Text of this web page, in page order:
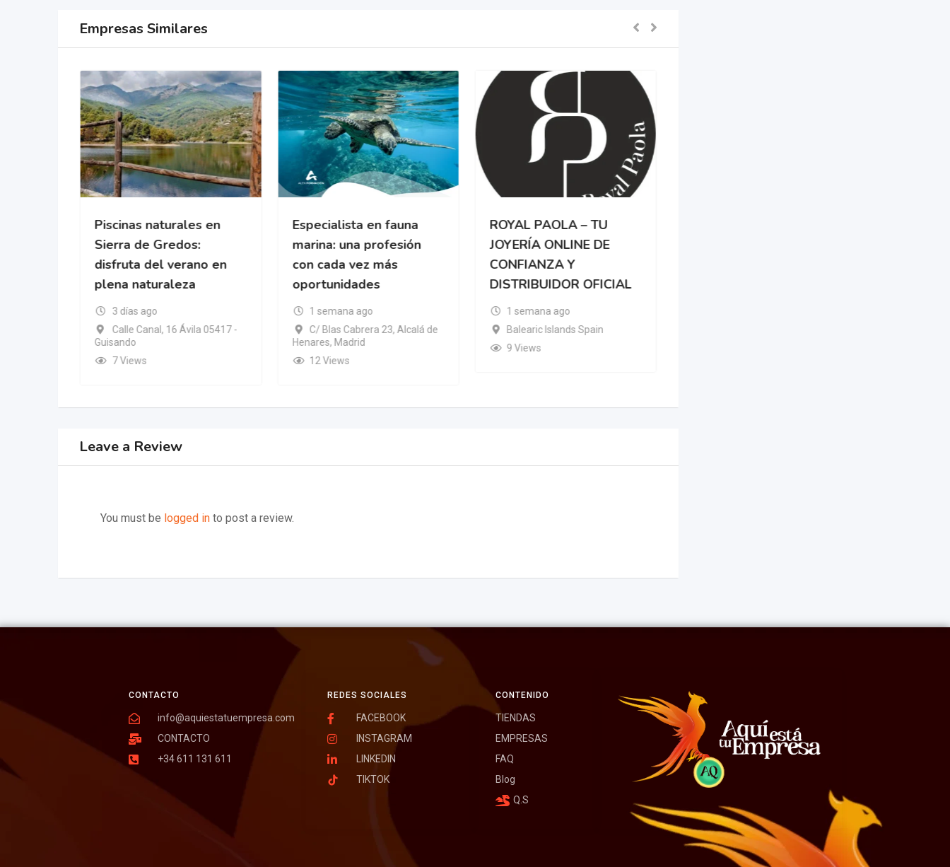
Empresas Similares
Piscinas naturales en
Sierra de Gredos:
disfruta del verano en
plena naturaleza
3 días ago
Calle Canal, 16 Ávila 05417 -
Guisando
7 Views
Especialista en fauna
marina: una profesión
con cada vez más
oportunidades
1 semana ago
C/ Blas Cabrera 23, Alcalá de
Henares, Madrid
12 Views
ROYAL PAOLA – TU
JOYERÍA ONLINE DE
CONFIANZA Y
DISTRIBUIDOR OFICIAL
1 semana ago
Balearic Islands Spain
9 Views
Leave a Review
You must be logged in to post a review.
CONTACTO
info@aquiestatuempresa.com
CONTACTO
+34 611 131 611
REDES SOCIALES
FACEBOOK
INSTAGRAM
LINKEDIN
TIKTOK
CONTENIDO
TIENDAS
EMPRESAS
FAQ
Blog
Q.S